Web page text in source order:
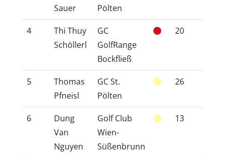
Sauer
Pölten
4
Thi Thuy
Schöllerl
GC
GolfRange
Bockfließ
20
5
Thomas
Pfneisl
GC St.
Pölten
26
6
Dung
Van
Nguyen
Golf Club
Wien-
Süßenbrunn
13